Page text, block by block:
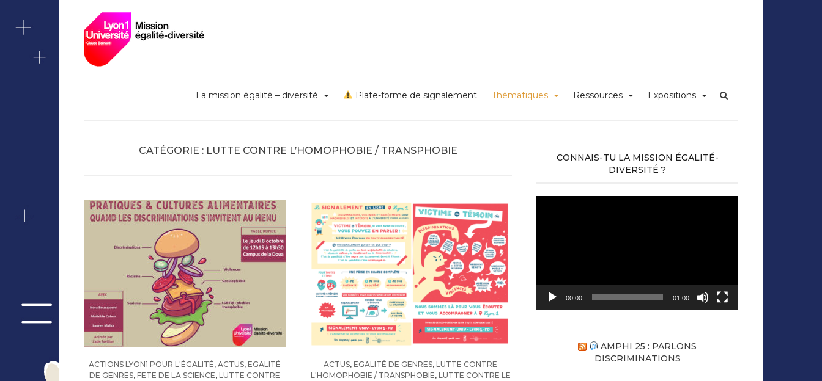
content
La mission égalité – diversité Plate-forme de signalement Thématiques Ressources Expositions
CATÉGORIE : LUTTE CONTRE L’HOMOPHOBIE / TRANSPHOBIE
ACTIONS LYON1 POUR L'ÉGALITÉ, ACTUS, EGALITÉ
DE GENRES, FETE DE LA SCIENCE, LUTTE CONTRE
ACTUS, EGALITÉ DE GENRES, LUTTE CONTRE
L'HOMOPHOBIE / TRANSPHOBIE, LUTTE CONTRE LE
CONNAIS-TU LA MISSION ÉGALITÉ-
DIVERSITÉ ?
00:00 01:00
AMPHI 25 : PARLONS
DISCRIMINATIONS